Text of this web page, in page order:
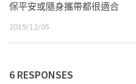
保平安或隨身攜帶都很適合
2019/12/05
6 RESPONSES